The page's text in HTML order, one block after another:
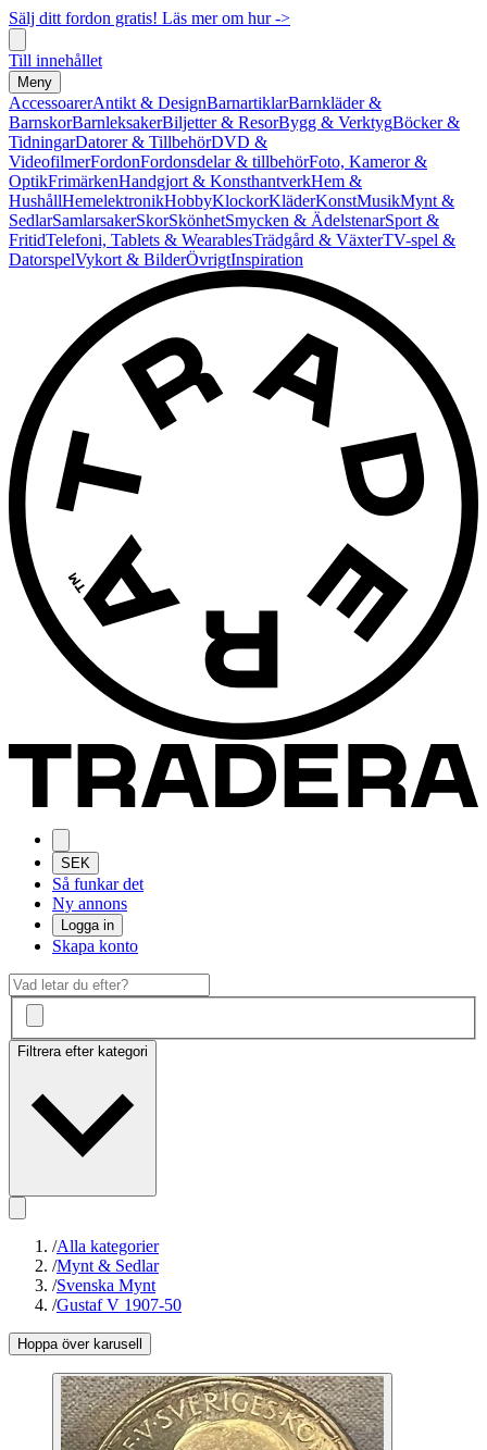
Sälj ditt fordon gratis! Läs mer om hur ->
Till innehållet
Meny
AccessoarerAntikt & DesignBarnartiklarBarnkläder &
BarnskorBarnleksakerBiljetter & ResorBygg & VerktygBöcker &
TidningarDatorer & TillbehörDVD &
VideofilmerFordonFordonsdelar & tillbehörFoto, Kameror &
OptikFrimärkenHandgjort & KonsthantverkHem &
HushållHemelektronikHobbyKlockorKläderKonstMusikMynt &
SedlarSamlarsakerSkorSkönhetSmycken & ÄdelstenarSport &
FritidTelefoni, Tablets & WearablesTrädgård & VäxterTV-spel &
DatorspelVykort & BilderÖvrigtInspiration
SEK
Så funkar det
Ny annons
Logga in
Skapa konto
Filtrera efter kategori
/Alla kategorier
/Mynt & Sedlar
/Svenska Mynt
/Gustaf V 1907-50
Hoppa över karusell